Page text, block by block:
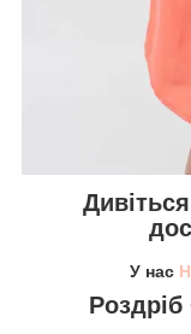
У нас
Роздріб